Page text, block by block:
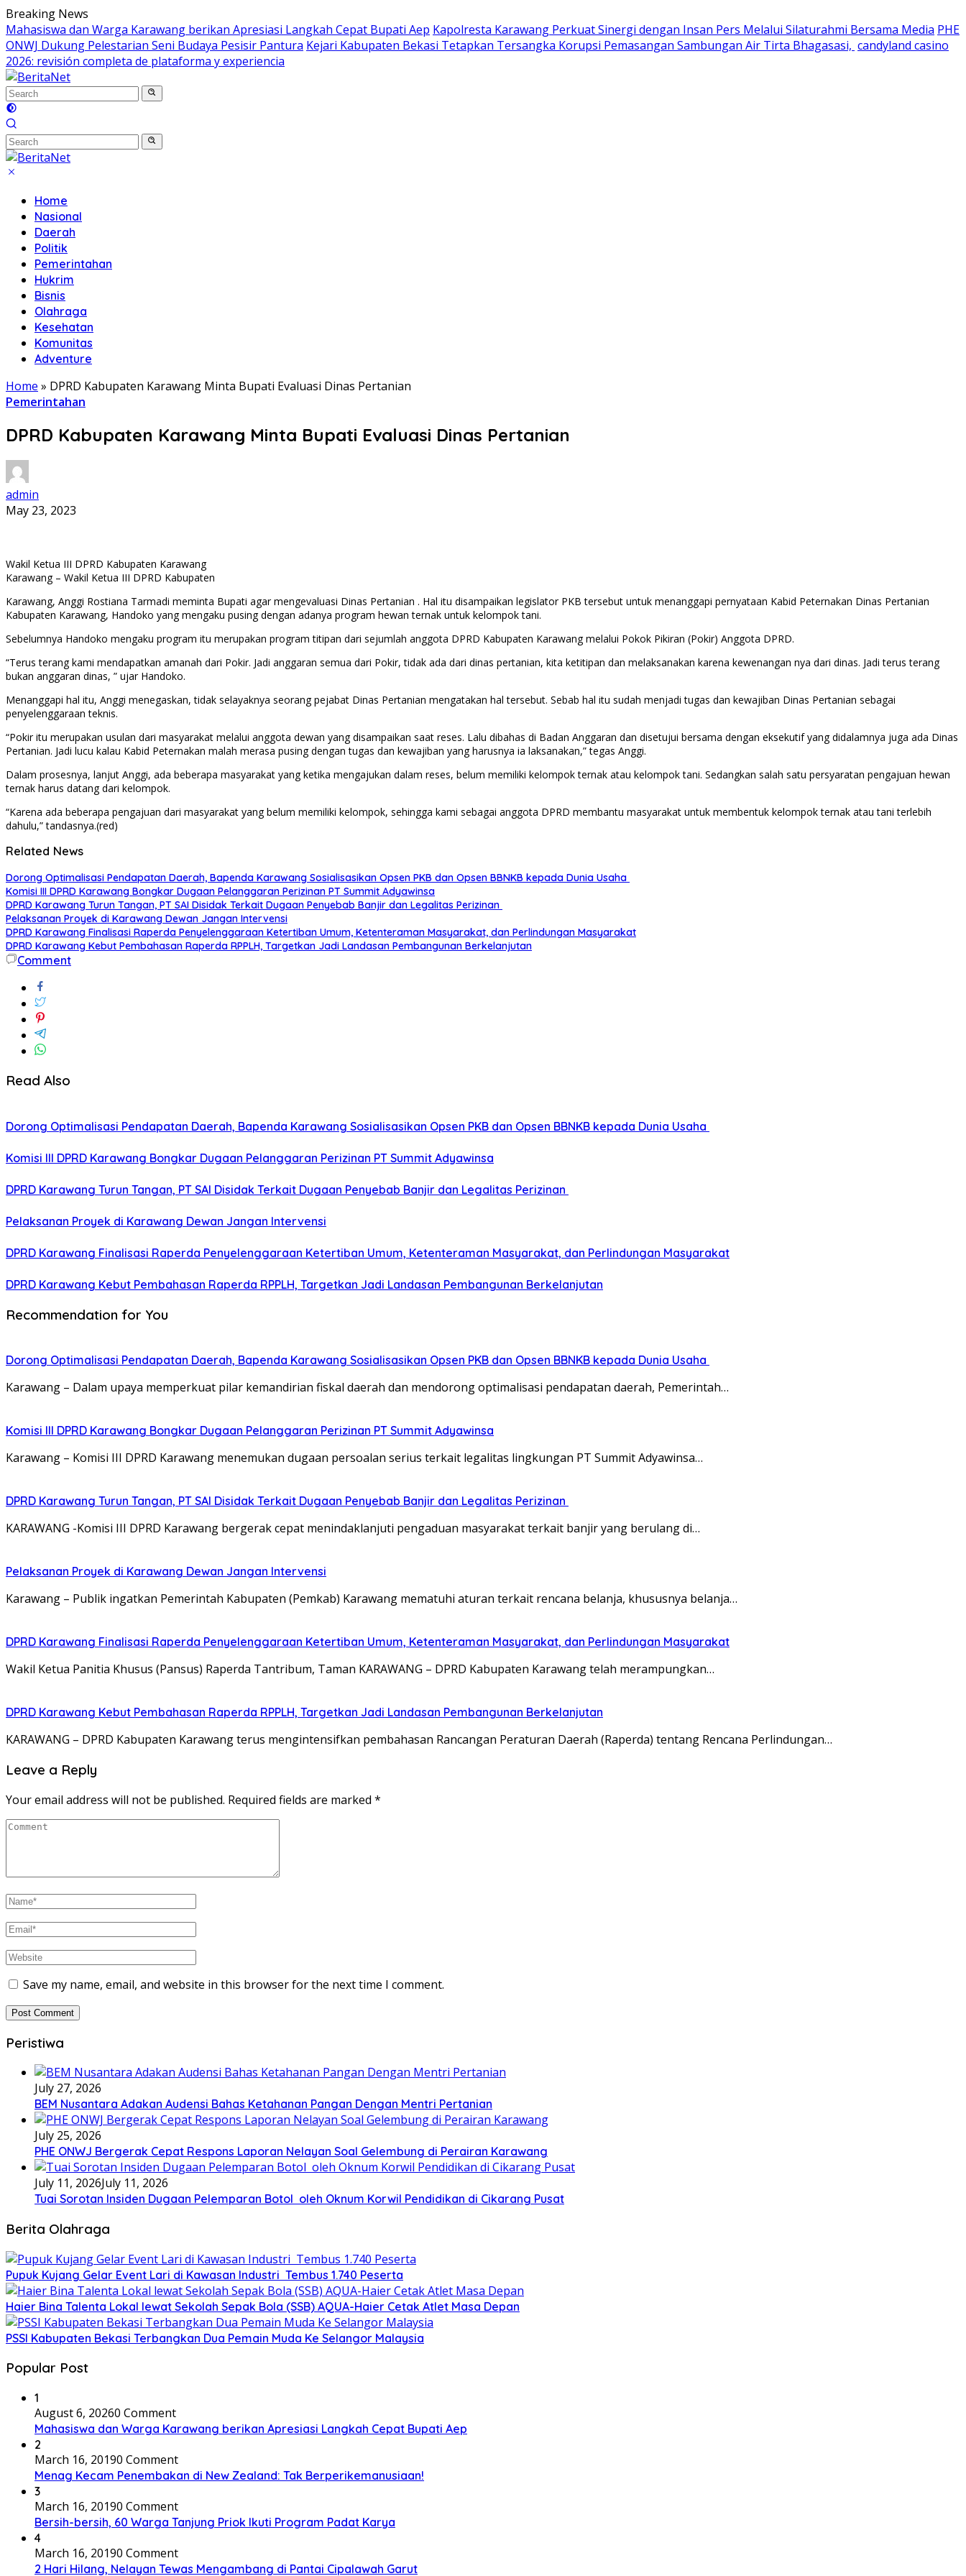
Skip
to
content
Breaking News
Mahasiswa dan Warga Karawang berikan Apresiasi Langkah Cepat Bupati Aep Kapolresta Karawang Perkuat Sinergi dengan Insan Pers Melalui Silaturahmi Bersama Media PHE
ONWJ Dukung Pelestarian Seni Budaya Pesisir Pantura Kejari Kabupaten Bekasi Tetapkan Tersangka Korupsi Pemasangan Sambungan Air Tirta Bhagasasi, candyland casino
2026: revisión completa de plataforma y experiencia
Home
Nasional
Daerah
Politik
Pemerintahan
Hukrim
Bisnis
Olahraga
Kesehatan
Komunitas
Adventure
Home » DPRD Kabupaten Karawang Minta Bupati Evaluasi Dinas Pertanian
Pemerintahan
DPRD Kabupaten Karawang Minta Bupati Evaluasi Dinas Pertanian
admin
May 23, 2023
Wakil Ketua III DPRD Kabupaten Karawang
Karawang – Wakil Ketua III DPRD Kabupaten
Karawang, Anggi Rostiana Tarmadi meminta Bupati agar mengevaluasi Dinas Pertanian . Hal itu disampaikan legislator PKB tersebut untuk menanggapi pernyataan Kabid Peternakan Dinas Pertanian
Kabupaten Karawang, Handoko yang mengaku pusing dengan adanya program hewan ternak untuk kelompok tani.
Sebelumnya Handoko mengaku program itu merupakan program titipan dari sejumlah anggota DPRD Kabupaten Karawang melalui Pokok Pikiran (Pokir) Anggota DPRD.
“Terus terang kami mendapatkan amanah dari Pokir. Jadi anggaran semua dari Pokir, tidak ada dari dinas pertanian, kita ketitipan dan melaksanakan karena kewenangan nya dari dinas. Jadi terus terang
bukan anggaran dinas, ” ujar Handoko.
Menanggapi hal itu, Anggi menegaskan, tidak selayaknya seorang pejabat Dinas Pertanian mengatakan hal tersebut. Sebab hal itu sudah menjadi tugas dan kewajiban Dinas Pertanian sebagai
penyelenggaraan teknis.
“Pokir itu merupakan usulan dari masyarakat melalui anggota dewan yang disampaikan saat reses. Lalu dibahas di Badan Anggaran dan disetujui bersama dengan eksekutif yang didalamnya juga ada Dinas
Pertanian. Jadi lucu kalau Kabid Peternakan malah merasa pusing dengan tugas dan kewajiban yang harusnya ia laksanakan,” tegas Anggi.
Dalam prosesnya, lanjut Anggi, ada beberapa masyarakat yang ketika mengajukan dalam reses, belum memiliki kelompok ternak atau kelompok tani. Sedangkan salah satu persyaratan pengajuan hewan
ternak harus datang dari kelompok.
“Karena ada beberapa pengajuan dari masyarakat yang belum memiliki kelompok, sehingga kami sebagai anggota DPRD membantu masyarakat untuk membentuk kelompok ternak atau tani terlebih
dahulu,” tandasnya.(red)
Related News
Dorong Optimalisasi Pendapatan Daerah, Bapenda Karawang Sosialisasikan Opsen PKB dan Opsen BBNKB kepada Dunia Usaha
Komisi III DPRD Karawang Bongkar Dugaan Pelanggaran Perizinan PT Summit Adyawinsa
DPRD Karawang Turun Tangan, PT SAI Disidak Terkait Dugaan Penyebab Banjir dan Legalitas Perizinan
Pelaksanan Proyek di Karawang Dewan Jangan Intervensi
DPRD Karawang Finalisasi Raperda Penyelenggaraan Ketertiban Umum, Ketenteraman Masyarakat, dan Perlindungan Masyarakat
DPRD Karawang Kebut Pembahasan Raperda RPPLH, Targetkan Jadi Landasan Pembangunan Berkelanjutan
Comment
Read Also
Dorong Optimalisasi Pendapatan Daerah, Bapenda Karawang Sosialisasikan Opsen PKB dan Opsen BBNKB kepada Dunia Usaha
Komisi III DPRD Karawang Bongkar Dugaan Pelanggaran Perizinan PT Summit Adyawinsa
DPRD Karawang Turun Tangan, PT SAI Disidak Terkait Dugaan Penyebab Banjir dan Legalitas Perizinan
Pelaksanan Proyek di Karawang Dewan Jangan Intervensi
DPRD Karawang Finalisasi Raperda Penyelenggaraan Ketertiban Umum, Ketenteraman Masyarakat, dan Perlindungan Masyarakat
DPRD Karawang Kebut Pembahasan Raperda RPPLH, Targetkan Jadi Landasan Pembangunan Berkelanjutan
Recommendation for You
Dorong Optimalisasi Pendapatan Daerah, Bapenda Karawang Sosialisasikan Opsen PKB dan Opsen BBNKB kepada Dunia Usaha
Karawang – Dalam upaya memperkuat pilar kemandirian fiskal daerah dan mendorong optimalisasi pendapatan daerah, Pemerintah…
Komisi III DPRD Karawang Bongkar Dugaan Pelanggaran Perizinan PT Summit Adyawinsa
Karawang – Komisi III DPRD Karawang menemukan dugaan persoalan serius terkait legalitas lingkungan PT Summit Adyawinsa…
DPRD Karawang Turun Tangan, PT SAI Disidak Terkait Dugaan Penyebab Banjir dan Legalitas Perizinan
KARAWANG -Komisi III DPRD Karawang bergerak cepat menindaklanjuti pengaduan masyarakat terkait banjir yang berulang di…
Pelaksanan Proyek di Karawang Dewan Jangan Intervensi
Karawang – Publik ingatkan Pemerintah Kabupaten (Pemkab) Karawang mematuhi aturan terkait rencana belanja, khususnya belanja…
DPRD Karawang Finalisasi Raperda Penyelenggaraan Ketertiban Umum, Ketenteraman Masyarakat, dan Perlindungan Masyarakat
Wakil Ketua Panitia Khusus (Pansus) Raperda Tantribum, Taman KARAWANG – DPRD Kabupaten Karawang telah merampungkan…
DPRD Karawang Kebut Pembahasan Raperda RPPLH, Targetkan Jadi Landasan Pembangunan Berkelanjutan
KARAWANG – DPRD Kabupaten Karawang terus mengintensifkan pembahasan Rancangan Peraturan Daerah (Raperda) tentang Rencana Perlindungan…
Leave a Reply
Your email address will not be published. Required fields are marked *
Save my name, email, and website in this browser for the next time I comment.
Peristiwa
July 27, 2026
BEM Nusantara Adakan Audensi Bahas Ketahanan Pangan Dengan Mentri Pertanian
July 25, 2026
PHE ONWJ Bergerak Cepat Respons Laporan Nelayan Soal Gelembung di Perairan Karawang
July 11, 2026July 11, 2026
Tuai Sorotan Insiden Dugaan Pelemparan Botol oleh Oknum Korwil Pendidikan di Cikarang Pusat
Berita Olahraga
Pupuk Kujang Gelar Event Lari di Kawasan Industri Tembus 1.740 Peserta
Haier Bina Talenta Lokal lewat Sekolah Sepak Bola (SSB) AQUA-Haier Cetak Atlet Masa Depan
PSSI Kabupaten Bekasi Terbangkan Dua Pemain Muda Ke Selangor Malaysia
Popular Post
1
August 6, 20260 Comment
Mahasiswa dan Warga Karawang berikan Apresiasi Langkah Cepat Bupati Aep
2
March 16, 20190 Comment
Menag Kecam Penembakan di New Zealand: Tak Berperikemanusiaan!
3
March 16, 20190 Comment
Bersih-bersih, 60 Warga Tanjung Priok Ikuti Program Padat Karya
4
March 16, 20190 Comment
2 Hari Hilang, Nelayan Tewas Mengambang di Pantai Cipalawah Garut